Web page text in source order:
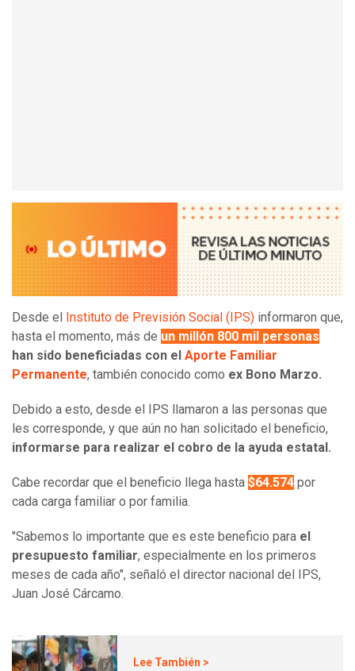
Desde el Instituto de Previsión Social (IPS) informaron que,
hasta el momento, más de un millón 800 mil personas
han sido beneficiadas con el Aporte Familiar
Permanente, también conocido como ex Bono Marzo.
Debido a esto, desde el IPS llamaron a las personas que
les corresponde, y que aún no han solicitado el beneficio,
informarse para realizar el cobro de la ayuda estatal.
Cabe recordar que el beneficio llega hasta $64.574 por
cada carga familiar o por familia.
"Sabemos lo importante que es este beneficio para el
presupuesto familiar, especialmente en los primeros
meses de cada año", señaló el director nacional del IPS,
Juan José Cárcamo.
Lee También >